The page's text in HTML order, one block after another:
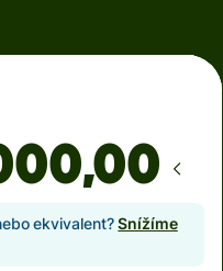
,00
ekvivalent?Snížíme